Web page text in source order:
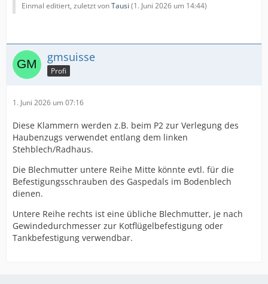
Einmal editiert, zuletzt vonTausi (1. Juni 2026 um 14:44)
gmsuisse
Profi
1. Juni 2026 um 07:16
Diese Klammern werden z.B. beim P2 zur Verlegung des
Haubenzugs verwendet entlang dem linken
Stehblech/Radhaus.
Die Blechmutter untere Reihe Mitte könnte evtl. für die
Befestigungsschrauben des Gaspedals im Bodenblech
dienen.
Untere Reihe rechts ist eine übliche Blechmutter, je nach
Gewindedurchmesser zur Kotflügelbefestigung oder
Tankbefestigung verwendbar.